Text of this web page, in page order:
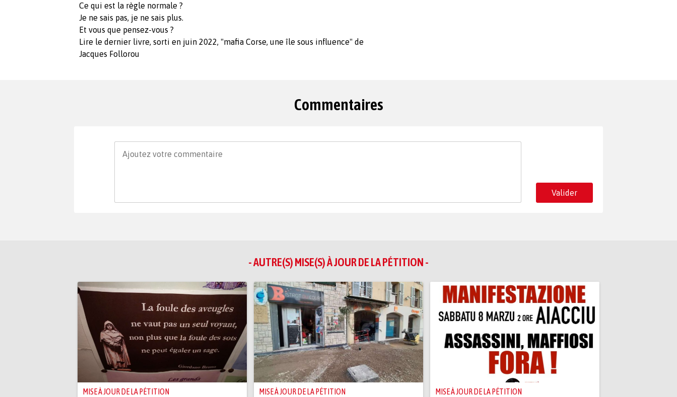
Ce qui est la règle normale ?
Je ne sais pas, je ne sais plus.
Et vous que pensez-vous ?
Lire le dernier livre, sorti en juin 2022, "mafia Corse, une île sous influence" de
Jacques Follorou
Commentaires
Valider
- AUTRE(S) MISE(S) À JOUR DE LA PÉTITION -
MISE À JOUR DE LA PÉTITION MISE À JOUR DE LA PÉTITION MISE À JOUR DE LA PÉTITION